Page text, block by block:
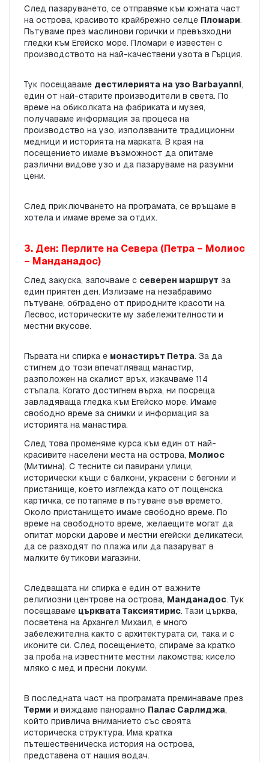
След пазаруването, се отправяме към южната част
на острова, красивото крайбрежно селце Пломари.
Пътуваме през маслинови горички и превъзходни
гледки към Егейско море. Пломари е известен с
производството на най-качествени узота в Гърция.
Тук посещаваме дестилерията на узо Barbayanni,
един от най-старите производители в света. По
време на обиколката на фабриката и музея,
получаваме информация за процеса на
производство на узо, използваните традиционни
медници и историята на марката. В края на
посещението имаме възможност да опитаме
различни видове узо и да пазаруваме на разумни
цени.
След приключването на програмата, се връщаме в
хотела и имаме време за отдих.
3. Ден: Перлите на Севера (Петра – Молиос
– Манданадос)
След закуска, започваме с северен маршрут за
един приятен ден. Излизаме на незабравимо
пътуване, обградено от природните красоти на
Лесвос, историческите му забележителности и
местни вкусове.
Първата ни спирка е монастирът Петра. За да
стигнем до този впечатляващ манастир,
разположен на скалист връх, изкачваме 114
стъпала. Когато достигнем върха, ни посреща
завладяваща гледка към Егейско море. Имаме
свободно време за снимки и информация за
историята на манастира.
След това променяме курса към един от най-
красивите населени места на острова, Молиос
(Митимна). С тесните си павирани улици,
исторически къщи с балкони, украсени с бегонии и
пристанище, което изглежда като от пощенска
картичка, се потапяме в пътуване във времето.
Около пристанището имаме свободно време. По
време на свободното време, желаещите могат да
опитат морски дарове и местни егейски деликатеси,
да се разходят по плажа или да пазаруват в
малките бутикови магазини.
Следващата ни спирка е един от важните
религиозни центрове на острова, Манданадос. Тук
посещаваме църквата Таксиятирис. Тази църква,
посветена на Архангел Михаил, е много
забележителна както с архитектурата си, така и с
иконите си. След посещението, спираме за кратко
за проба на известните местни лакомства: кисело
мляко с мед и пресни локуми.
Терми и виждаме панорамно Палас Сарлиджа,
който привлича вниманието със своята
историческа структура. Има кратка
пътешественическа история на острова,
представена от нашия водач.